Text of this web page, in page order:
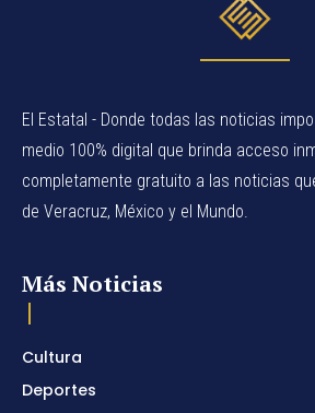
El Estatal - Donde todas las noticias
medio 100% digital que brinda acceso
completamente gratuito a las noticias
de Veracruz, México y el Mundo.
Más Noticias
Cultura
Deportes